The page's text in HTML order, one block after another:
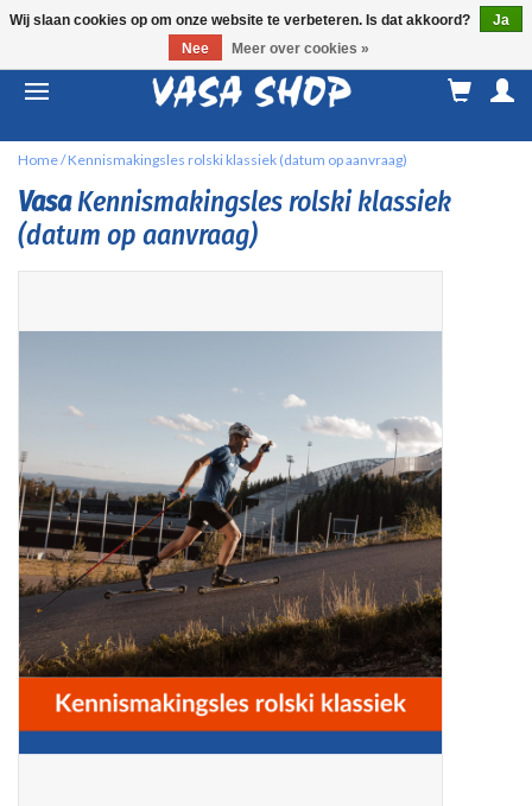
Home/Kennismakingsles rolski klassiek (datum op aanvraag)
VasaKennismakingsles rolski klassiek
(datum op aanvraag)
Wij slaan cookies op om onze website te verbeteren. Is dat akkoord?
Ja
Nee
Meer over cookies »